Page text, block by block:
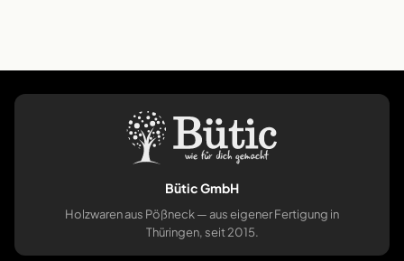
Bütic GmbH
Holzwaren aus Pößneck — aus eigener Fertigung in
Thüringen, seit 2015.